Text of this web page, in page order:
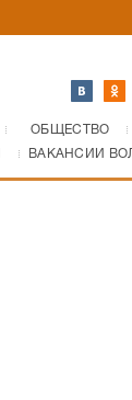
ОБЩЕСТВО
ВАКАНСИИ